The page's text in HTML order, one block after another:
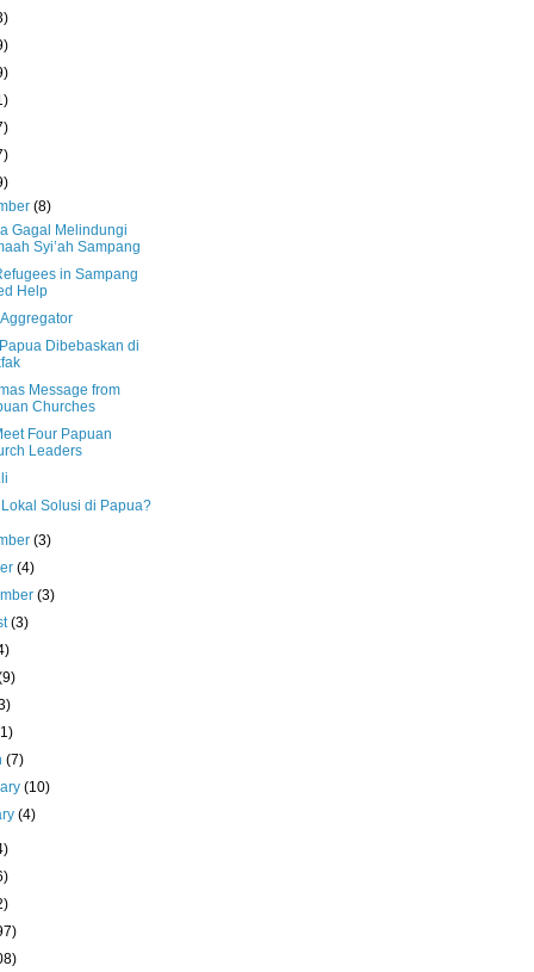
(8)
Gagal Melindungi
Syi’ah Sampang
in Sampang
Help
Dibebaskan di
Message from
Churches
Four Papuan
Leaders
Lokal Solusi di Papua?
(3)
(4)
(3)
(3)
(7)
(10)
(4)